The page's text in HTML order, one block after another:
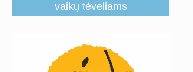
vaikų tėveliams